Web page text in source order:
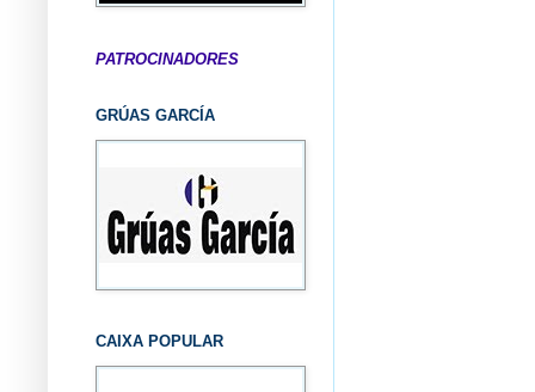
PATROCINADORES
GRÚAS GARCÍA
CAIXA POPULAR